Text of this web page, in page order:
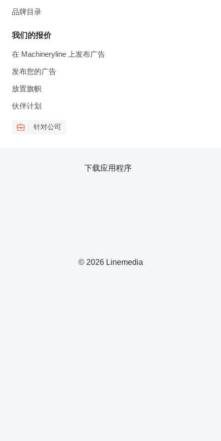
品牌目录
我们的报价
在 Machineryline 上发布广告
发布您的广告
放置旗帜
伙伴计划
针对公司
© 2026 Linemedia
下载应用程序